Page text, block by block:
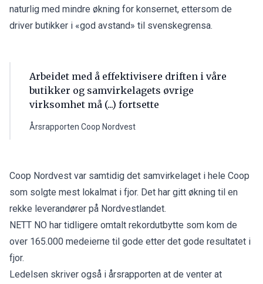
naturlig med mindre økning for konsernet, ettersom de
driver butikker i «god avstand» til svenskegrensa.
Arbeidet med å effektivisere driften i våre
butikker og samvirkelagets øvrige
virksomhet må (...) fortsette
Årsrapporten Coop Nordvest
Coop Nordvest var samtidig det samvirkelaget i hele Coop
som solgte mest lokalmat i fjor. Det har gitt økning til en
rekke leverandører på Nordvestlandet.
NETT NO har tidligere omtalt rekordutbytte som kom de
over 165.000 medeierne til gode etter det gode resultatet i
fjor.
Ledelsen skriver også i årsrapporten at de venter at